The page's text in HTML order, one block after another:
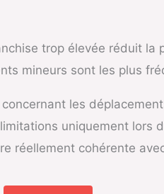
trop élevée réduit
mineurs sont les plus
les
uniquement lors
réellement cohérente